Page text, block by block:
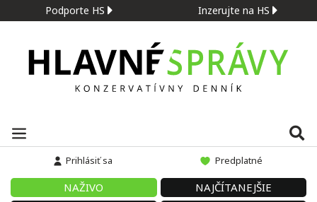
Podporte HS Inzerujte na HS
Prihlásiť sa Predplatné
NAŽIVO
NAJČÍTANEJŠIE